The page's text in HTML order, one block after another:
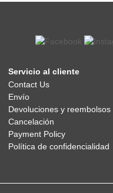
Servicio al cliente
Contact Us
Envío
Devoluciones y reembolsos
Cancelación
Payment Policy
Política de confidencialidad